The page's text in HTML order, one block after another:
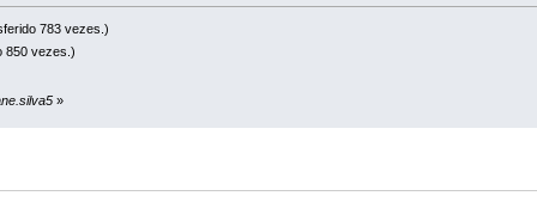
783 vezes.)
850 vezes.)
»